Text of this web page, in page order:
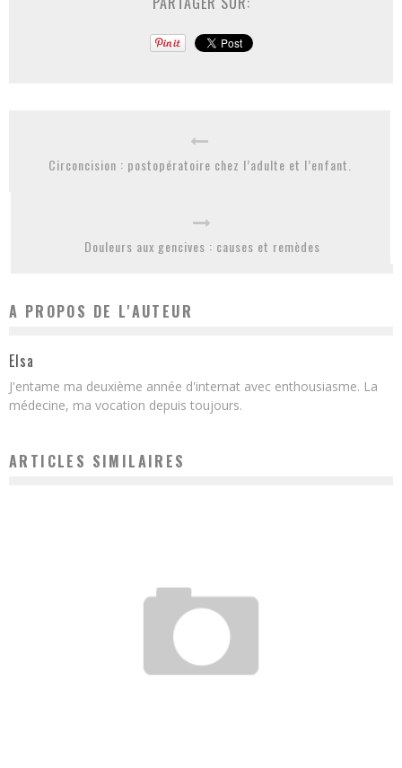
Circoncision : postopératoire chez l’adulte et l’enfant.
Douleurs aux gencives : causes et remèdes
A PROPOS DE L'AUTEUR
Elsa
J'entame ma deuxième année d'internat avec enthousiasme. La
médecine, ma vocation depuis toujours.
ARTICLES SIMILAIRES